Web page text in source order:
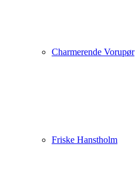
Charmerende Vorupør
Friske Hanstholm